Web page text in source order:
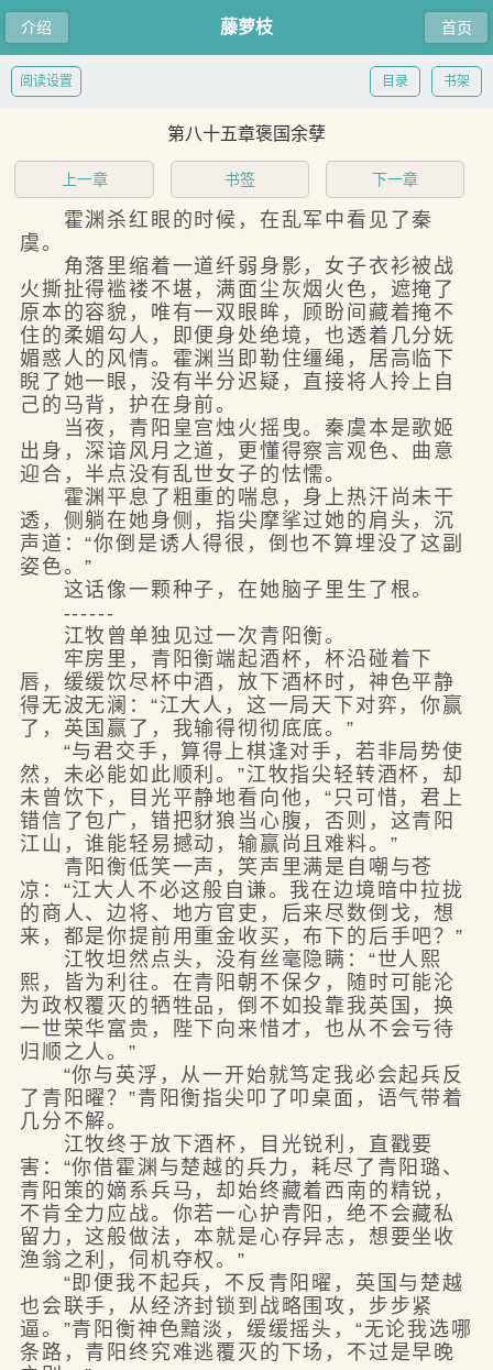
介绍 首页
藤萝枝
书架
目录
阅读设置
第八十五章褒国余孽
上一章 书签 下一章
霍渊杀红眼的时候，在乱军中看见了秦
虞。
角落里缩着一道纤弱身影，女子衣衫被战
火撕扯得褴褛不堪，满面尘灰烟火色，遮掩了
原本的容貌，唯有一双眼眸，顾盼间藏着掩不
住的柔媚勾人，即便身处绝境，也透着几分妩
媚惑人的风情。霍渊当即勒住缰绳，居高临下
睨了她一眼，没有半分迟疑，直接将人拎上自
己的马背，护在身前。
当夜，青阳皇宫烛火摇曳。秦虞本是歌姬
出身，深谙风月之道，更懂得察言观色、曲意
迎合，半点没有乱世女子的怯懦。
霍渊平息了粗重的喘息，身上热汗尚未干
透，侧躺在她身侧，指尖摩挲过她的肩头，沉
声道：“你倒是诱人得很，倒也不算埋没了这副
姿色。”
这话像一颗种子，在她脑子里生了根。
------
江牧曾单独见过一次青阳衡。
牢房里，青阳衡端起酒杯，杯沿碰着下
唇，缓缓饮尽杯中酒，放下酒杯时，神色平静
得无波无澜：“江大人，这一局天下对弈，你赢
了，英国赢了，我输得彻彻底底。”
“与君交手，算得上棋逢对手，若非局势使
然，未必能如此顺利。”江牧指尖轻转酒杯，却
未曾饮下，目光平静地看向他，“只可惜，君上
错信了包广，错把豺狼当心腹，否则，这青阳
江山，谁能轻易撼动，输赢尚且难料。”
青阳衡低笑一声，笑声里满是自嘲与苍
凉：“江大人不必这般自谦。我在边境暗中拉拢
的商人、边将、地方官吏，后来尽数倒戈，想
来，都是你提前用重金收买，布下的后手吧？”
江牧坦然点头，没有丝毫隐瞒：“世人熙
熙，皆为利往。在青阳朝不保夕，随时可能沦
为政权覆灭的牺牲品，倒不如投靠我英国，换
一世荣华富贵，陛下向来惜才，也从不会亏待
归顺之人。”
“你与英浮，从一开始就笃定我必会起兵反
了青阳曜？”青阳衡指尖叩了叩桌面，语气带着
几分不解。
江牧终于放下酒杯，目光锐利，直戳要
害：“你借霍渊与楚越的兵力，耗尽了青阳璐、
青阳策的嫡系兵马，却始终藏着西南的精锐，
不肯全力应战。你若一心护青阳，绝不会藏私
留力，这般做法，本就是心存异志，想要坐收
渔翁之利，伺机夺权。”
“即便我不起兵，不反青阳曜，英国与楚越
也会联手，从经济封锁到战略围攻，步步紧
逼。”青阳衡神色黯淡，缓缓摇头，“无论我选哪
条路，青阳终究难逃覆灭的下场，不过是早晚